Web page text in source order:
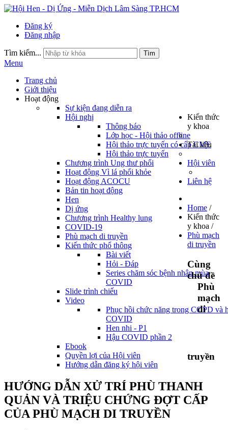
Đăng ký
Đăng nhập
Tìm kiếm... Tìm
Menu
Trang chủ
Giới thiệu
Hoạt động
Sự kiện đang diễn ra
Hội nghị
Thông báo
Lớp học - Hội thảo offline
Hội thảo trực tuyến có cấp CME
Hội thảo trực tuyến
Chương trình Ung thư phổi
Hoạt động Vì lá phổi khỏe
Hoạt động ACOCU
Bản tin hoạt động
Kiến thức
y khoa
Hen
Dị ứng
Chương trình Healthy lung
COVID-19
Phù mạch di truyền
Kiến thức phổ thông
Bài viết
Hỏi - Đáp
Series chăm sóc bệnh nhân mùa
COVID
Tài liệu
Slide trình chiếu
Video
Phục hồi chức năng trong COPD và
COVID
Hen nhi - P1
Hậu COVID phần 2
Ebook
Hội viên
Quyền lợi của Hội viên
Hướng dẫn đăng ký hội viên
Liên hệ
Home /
Kiến thức
y khoa /
Phù mạch
di truyền
HƯỚNG DẪN XỬ TRÍ PHÙ THANH
QUẢN VÀ TRIỆU CHỨNG ĐỢT CẤP
CỦA PHÙ MẠCH DI TRUYỀN
Cùng
chủ đề
Phù
mạch
di
truyền